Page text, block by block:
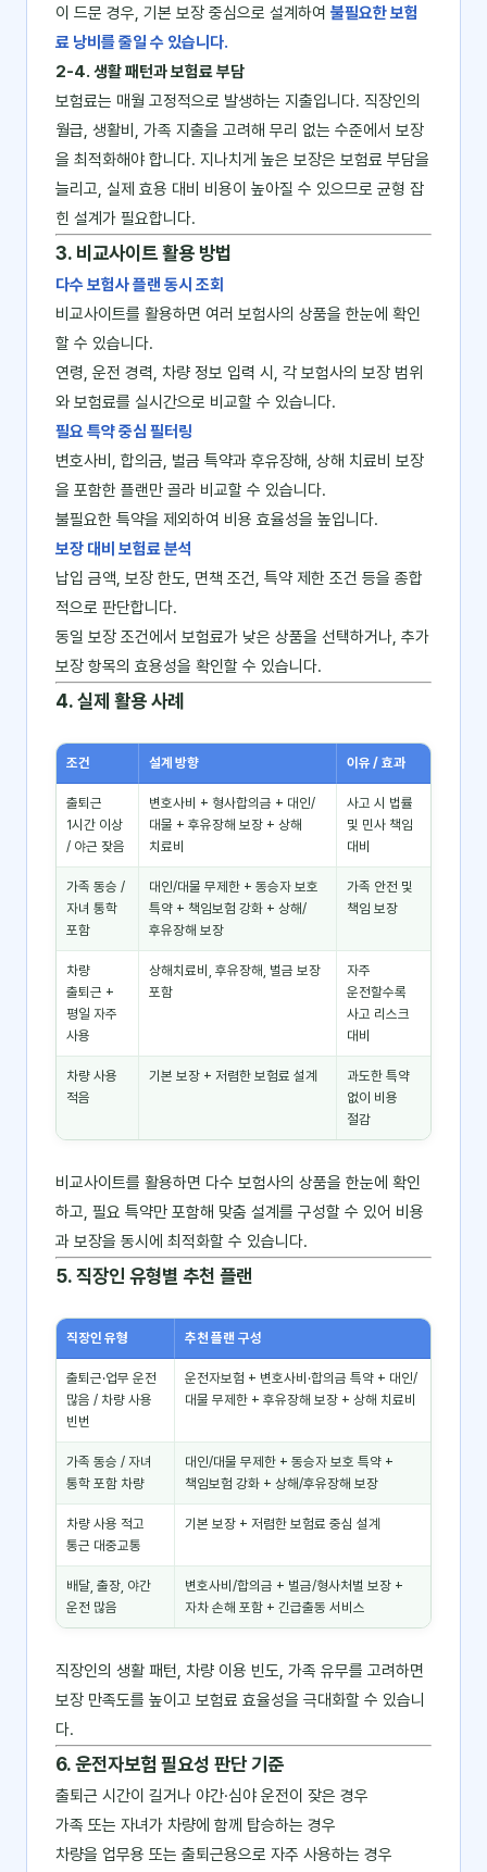
이 드문 경우, 기본 보장 중심으로 설계하여 불필요한 보험
료 낭비를 줄일 수 있습니다.
2-4. 생활 패턴과 보험료 부담
보험료는 매월 고정적으로 발생하는 지출입니다. 직장인의
월급, 생활비, 가족 지출을 고려해 무리 없는 수준에서 보장
을 최적화해야 합니다. 지나치게 높은 보장은 보험료 부담을
늘리고, 실제 효용 대비 비용이 높아질 수 있으므로 균형 잡
힌 설계가 필요합니다.
3. 비교사이트 활용 방법
다수 보험사 플랜 동시 조회
비교사이트를 활용하면 여러 보험사의 상품을 한눈에 확인
할 수 있습니다.
연령, 운전 경력, 차량 정보 입력 시, 각 보험사의 보장 범위
와 보험료를 실시간으로 비교할 수 있습니다.
필요 특약 중심 필터링
변호사비, 합의금, 벌금 특약과 후유장해, 상해 치료비 보장
을 포함한 플랜만 골라 비교할 수 있습니다.
불필요한 특약을 제외하여 비용 효율성을 높입니다.
보장 대비 보험료 분석
납입 금액, 보장 한도, 면책 조건, 특약 제한 조건 등을 종합
적으로 판단합니다.
동일 보장 조건에서 보험료가 낮은 상품을 선택하거나, 추가
보장 항목의 효용성을 확인할 수 있습니다.
4. 실제 활용 사례
조건 설계 방향 이유 / 효과
출퇴근
1시간 이상
/ 야근 잦음
변호사비 + 형사합의금 + 대인/
대물 + 후유장해 보장 + 상해
치료비
사고 시 법률
및 민사 책임
대비
가족 동승 /
자녀 통학
포함
대인/대물 무제한 + 동승자 보호
특약 + 책임보험 강화 + 상해/
후유장해 보장
가족 안전 및
책임 보장
차량
출퇴근 +
평일 자주
사용
상해치료비, 후유장해, 벌금 보장
포함
자주
운전할수록
사고 리스크
대비
차량 사용
적음
기본 보장 + 저렴한 보험료 설계
과도한 특약
없이 비용
절감
비교사이트를 활용하면 다수 보험사의 상품을 한눈에 확인
하고, 필요 특약만 포함해 맞춤 설계를 구성할 수 있어 비용
과 보장을 동시에 최적화할 수 있습니다.
5. 직장인 유형별 추천 플랜
직장인 유형 추천 플랜 구성
출퇴근·업무 운전
많음 / 차량 사용
빈번
운전자보험 + 변호사비·합의금 특약 + 대인/
대물 무제한 + 후유장해 보장 + 상해 치료비
가족 동승 / 자녀
통학 포함 차량
대인/대물 무제한 + 동승자 보호 특약 +
책임보험 강화 + 상해/후유장해 보장
차량 사용 적고
통근 대중교통
기본 보장 + 저렴한 보험료 중심 설계
배달, 출장, 야간
운전 많음
변호사비/합의금 + 벌금/형사처벌 보장 +
자차 손해 포함 + 긴급출동 서비스
직장인의 생활 패턴, 차량 이용 빈도, 가족 유무를 고려하면
보장 만족도를 높이고 보험료 효율성을 극대화할 수 있습니
다.
6. 운전자보험 필요성 판단 기준
출퇴근 시간이 길거나 야간·심야 운전이 잦은 경우
가족 또는 자녀가 차량에 함께 탑승하는 경우
차량을 업무용 또는 출퇴근용으로 자주 사용하는 경우